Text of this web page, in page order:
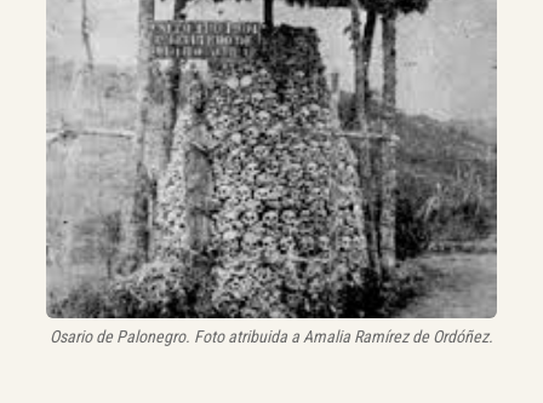
Osario de Palonegro. Foto atribuida a Amalia Ramírez de Ordóñez.